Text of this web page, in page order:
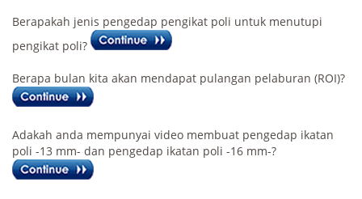
Berapakah jenis pengedap pengikat poli untuk menutupi
pengikat poli?
Berapa bulan kita akan mendapat pulangan pelaburan (ROI)?
Adakah anda mempunyai video membuat pengedap ikatan
poli -13 mm- dan pengedap ikatan poli -16 mm-?